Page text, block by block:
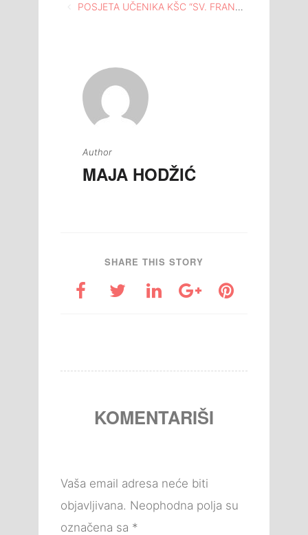
Navigacija
POSJETA UČENIKA KŠC “SV. FRANJO” SPOMEN DOMU HUSINSKA BUNA NA HUSINU
Author
MAJA HODŽIĆ
SHARE THIS STORY
KOMENTARIŠI
Vaša email adresa neće biti
objavljivana. Neophodna polja su
označena sa *